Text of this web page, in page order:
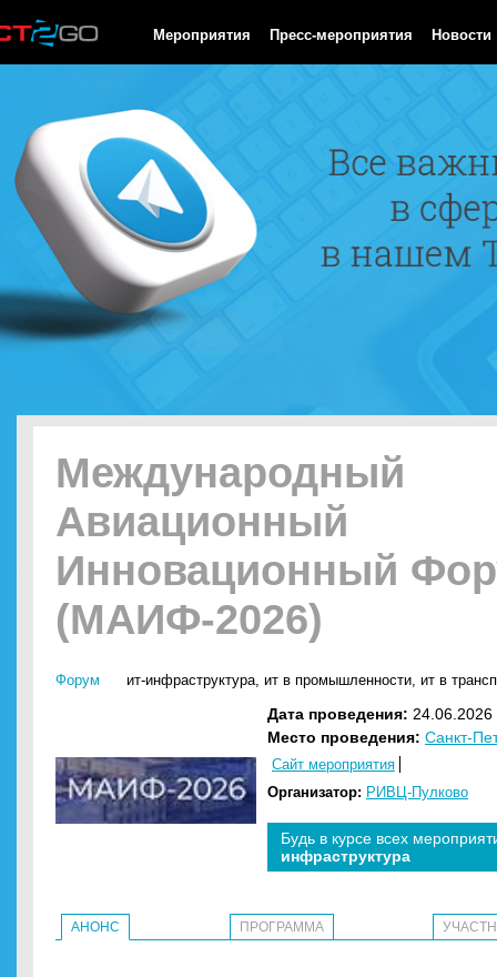
Мероприятия Пресс-мероприятия Новости
Международный
Авиационный
Инновационный
(МАИФ-2026)
Форум ит-инфраструктура, ит в промышленности, ит в
Дата проведения:
Место проведения: Санкт-
Сайт мероприятия
Организатор: РИВЦ-Пулково
Будь в курсе всех
инфраструктура
АНОНС ПРОГРАММА